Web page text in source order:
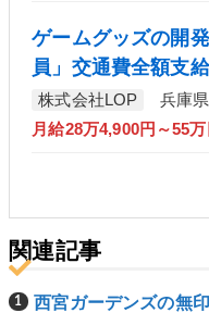
ゲームグッズの開
員」交通費全額支
株式会社LOP
兵庫
月給28万4,900円～55万
関連記事
西宮ガーデンズの無